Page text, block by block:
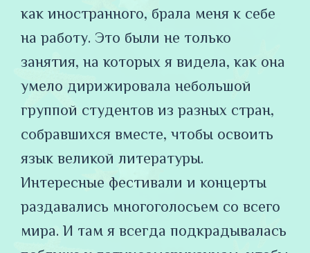
как иностранного, брала меня к себе
на работу. Это были не только
занятия, на которых я видела, как она
умело дирижировала небольшой
группой студентов из разных стран,
собравшихся вместе, чтобы освоить
язык великой литературы.
Интересные фестивали и концерты
раздавались многоголосьем со всего
мира. И там я всегда подкрадывалась